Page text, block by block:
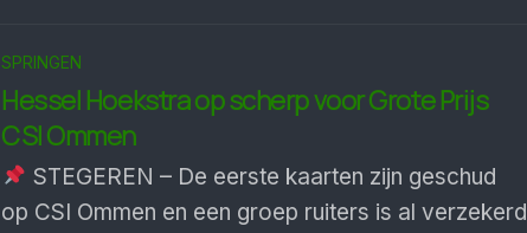
SPRINGEN
Hessel Hoekstra op scherp voor Grote Prijs
CSI Ommen
STEGEREN – De eerste kaarten zijn geschud
op CSI Ommen en een groep ruiters is al verzekerd